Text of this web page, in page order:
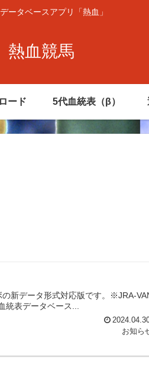
ータベースアプリ「熱血」
熱血競馬
ード 5代血統表（β）
新データ形式対応版です。※JRA-
表データベース...
お知ら